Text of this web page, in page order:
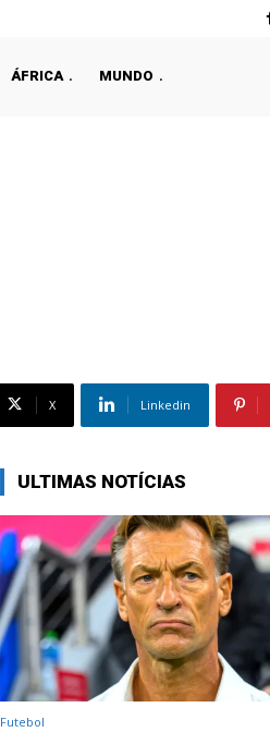
ÁFRICA MUNDO
X Linkedin
ULTIMAS NOTÍCIAS
Futebol